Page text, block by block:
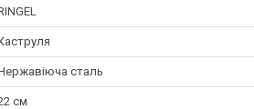
сталь
см